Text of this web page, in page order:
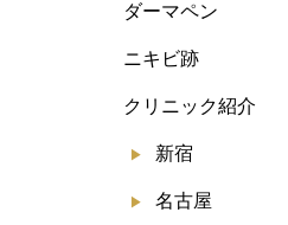
ダーマペン
ニキビ跡
クリニック紹介
新宿
名古屋